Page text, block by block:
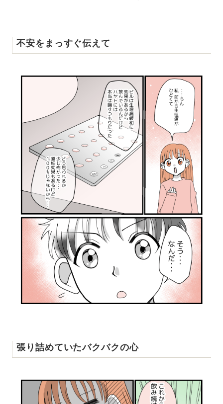
不安をまっすぐ伝えて
張り詰めていたバクバクの心